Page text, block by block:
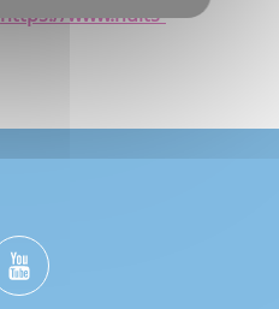
https://www.nuits-